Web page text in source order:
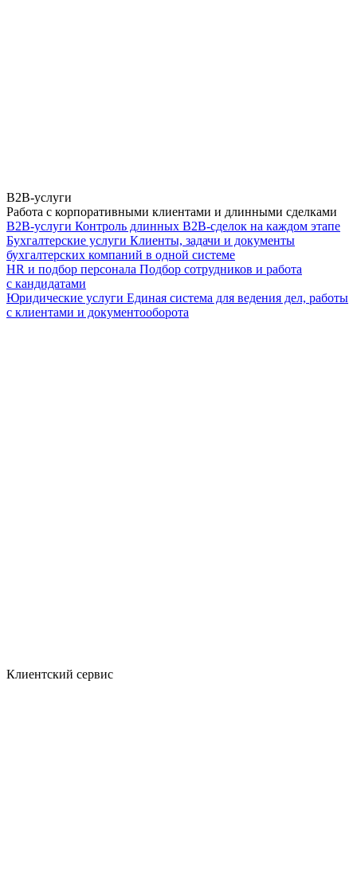
B2B-услуги
Работа с корпоративными клиентами и длинными сделками
B2B-услуги Контроль длинных B2B-сделок на каждом этапе
Бухгалтерские услуги Клиенты, задачи и документы
бухгалтерских компаний в одной системе
HR и подбор персонала Подбор сотрудников и работа
с кандидатами
Юридические услуги Единая система для ведения дел, работы
с клиентами и документооборота
Клиентский сервис